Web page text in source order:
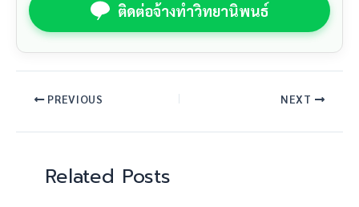
ติดต่อจ้างทำวิทยานิพนธ์
PREVIOUS NEXT
Related Posts